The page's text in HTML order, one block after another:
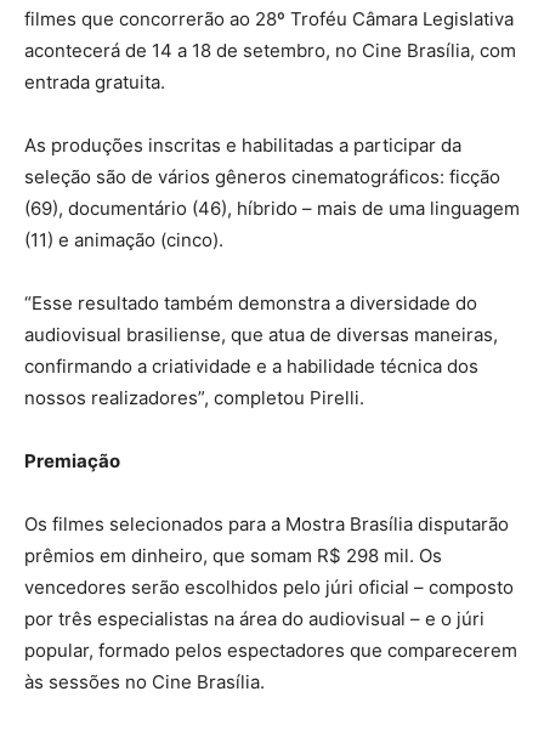
filmes que concorrerão ao 28º Troféu Câmara Legislativa
acontecerá de 14 a 18 de setembro, no Cine Brasília, com
entrada gratuita.
As produções inscritas e habilitadas a participar da
seleção são de vários gêneros cinematográficos: ficção
(69), documentário (46), híbrido – mais de uma linguagem
(11) e animação (cinco).
“Esse resultado também demonstra a diversidade do
audiovisual brasiliense, que atua de diversas maneiras,
confirmando a criatividade e a habilidade técnica dos
nossos realizadores”, completou Pirelli.
Premiação
Os filmes selecionados para a Mostra Brasília disputarão
prêmios em dinheiro, que somam R$ 298 mil. Os
vencedores serão escolhidos pelo júri oficial – composto
por três especialistas na área do audiovisual – e o júri
popular, formado pelos espectadores que comparecerem
às sessões no Cine Brasília.